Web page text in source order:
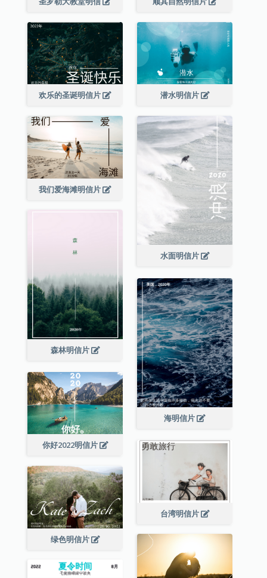
欢乐的圣诞明信片 潜水明信片
我们爱海滩明信片
水面明信片
森林明信片
海明信片
你好2022明信片
台湾明信片
绿色明信片